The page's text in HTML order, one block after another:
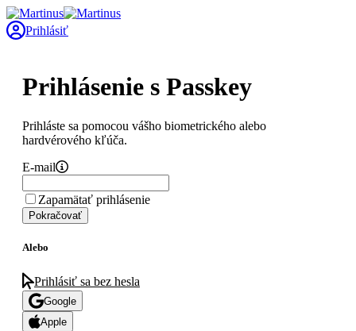
Prihlásiť
Prihlásenie s Passkey
Prihláste sa pomocou vášho biometrického alebo
hardvérového kľúča.
E-mail
Zapamätať prihlásenie
Pokračovať
Alebo
Prihlásiť sa bez hesla
Google
Apple